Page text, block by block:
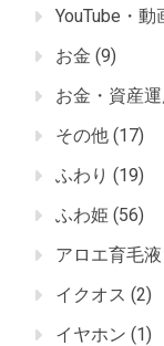
YouTube・動
お金 (9)
お金・資産
その他 (17)
ふわり (19)
ふわ姫 (56)
アロエ育毛液
イクオス (2)
イヤホン (1)